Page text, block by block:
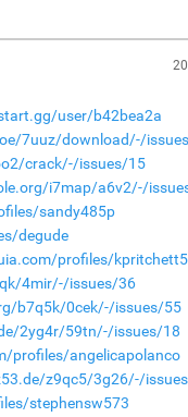
user/b42bea2a
7uuz/download/-/
crack/-/issues/15
i7map/a6v2/-/
sandy485p
degude
profiles/
4mir/-/issues/36
b7q5k/0cek/-/issues/55
2yg4r/59tn/-/issues/18
profiles/angelicapolanco
z9qc5/3g26/-/
stephensw573